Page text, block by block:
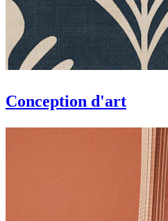
Conception d'art